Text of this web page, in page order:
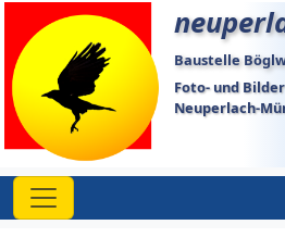
Baustelle
Foto- und
Neuperlach-